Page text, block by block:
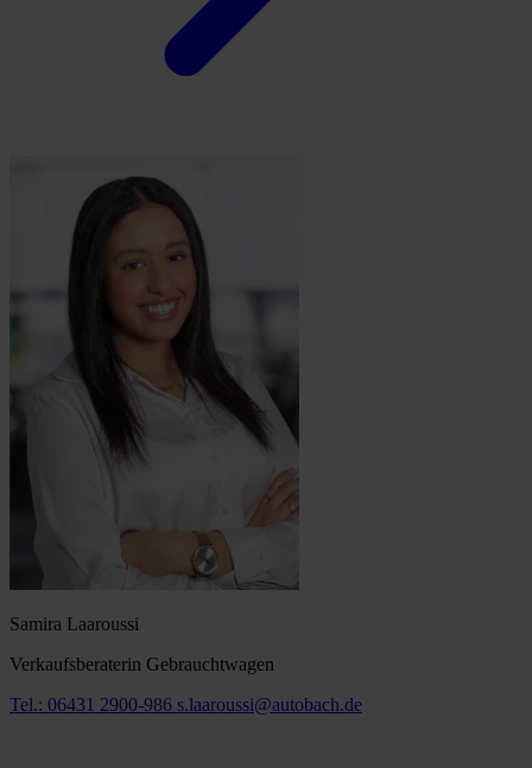
Samira Laaroussi
Verkaufsberaterin Gebrauchtwagen
Tel.: 06431 2900-986 s.laaroussi@autobach.de